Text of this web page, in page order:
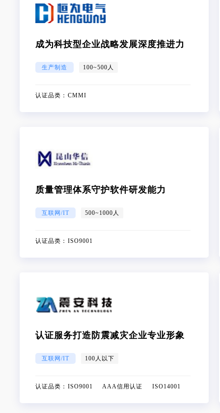
成为科技型企业战略发展深度推进力
生产制造 100~500人
认证品类： CMMI
质量管理体系守护软件研发能力
互联网/IT 500~1000人
认证品类： ISO9001
认证服务打造防震减灾企业专业形象
互联网/IT 100人以下
认证品类： ISO9001 AAA信用认证 ISO14001